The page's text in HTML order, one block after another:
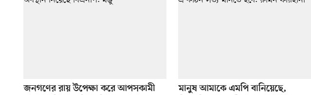
জনগণের রায় উপেক্ষা করে আপসকামী
মানুষ আমাকে এমপি বানিয়েছে,